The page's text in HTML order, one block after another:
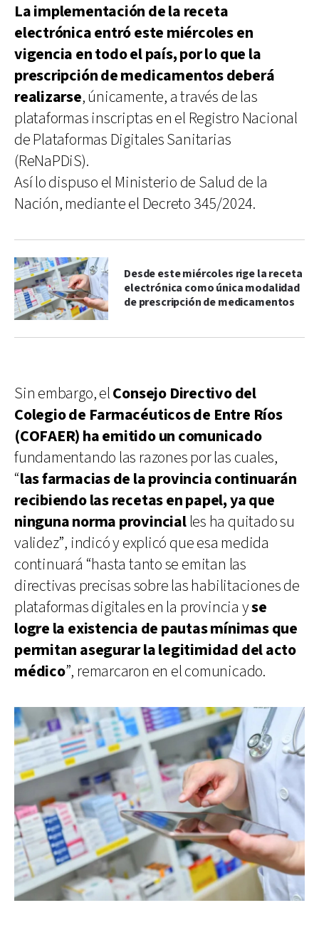
La implementación de la receta
electrónica entró este miércoles en
vigencia en todo el país, por lo que la
prescripción de medicamentos deberá
realizarse, únicamente, a través de las
plataformas inscriptas en el Registro Nacional
de Plataformas Digitales Sanitarias
(ReNaPDiS).
Así lo dispuso el Ministerio de Salud de la
Nación, mediante el Decreto 345/2024.
Desde este miércoles rige la receta
electrónica como única modalidad
de prescripción de medicamentos
Sin embargo, elConsejo Directivo del
Colegio de Farmacéuticos de Entre Ríos
(COFAER) ha emitido un comunicado
fundamentando las razones por las cuales,
“las farmacias de la provincia continuarán
recibiendo las recetas en papel, ya que
ninguna norma provincialles ha quitado su
validez”, indicó y explicó que esa medida
continuará “hasta tanto se emitan las
directivas precisas sobre las habilitaciones de
plataformas digitales en la provincia yse
logre la existencia de pautas mínimas que
permitan asegurar la legitimidad del acto
médico”, remarcaron en el comunicado.